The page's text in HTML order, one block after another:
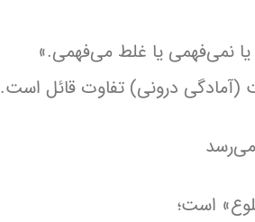
نمی‌فهمی یا غلط می‌فهمی.»
(آمادگی درونی) تفاوت قائل است.
است؛